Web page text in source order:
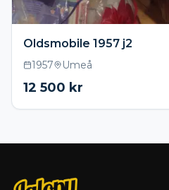
Oldsmobile 1957 j2
1957 Umeå
12 500 kr